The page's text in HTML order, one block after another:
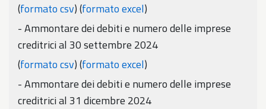
(formato csv) (formato excel)
- Ammontare dei debiti e numero delle imprese
creditrici al 30 settembre 2024
(formato csv) (formato excel)
- Ammontare dei debiti e numero delle imprese
creditrici al 31 dicembre 2024